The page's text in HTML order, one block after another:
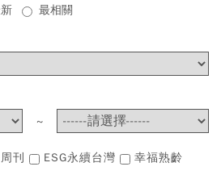
最相關
~
刊 ESG永續台灣 幸福熟齡